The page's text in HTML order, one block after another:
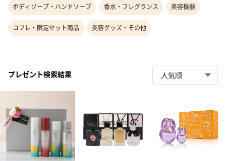
ボディソープ・ハンドソープ 香水・フレグランス 美容機器
コフレ・限定セット商品 美容グッズ・その他
プレゼント検索結果